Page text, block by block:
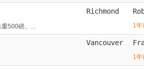
500磅。...
Richmond
1年
Vancouver
1年